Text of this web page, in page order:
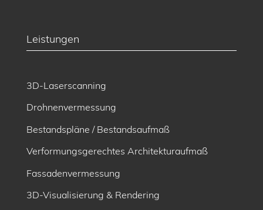
Leistungen
3D-Laserscanning
Drohnenvermessung
Bestandspläne / Bestandsaufmaß
Verformungsgerechtes Architekturaufmaß
Fassadenvermessung
3D-Visualisierung & Rendering